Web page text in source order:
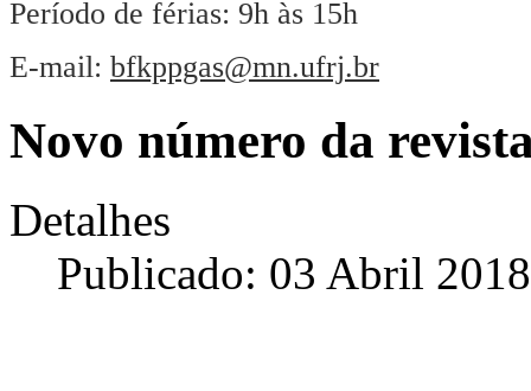
Período de férias: 9h às 15h
E-mail: bfkppgas@mn.ufrj.br
Novo número da
Detalhes
Publicado: 03 Abril 2018